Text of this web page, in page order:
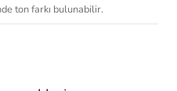
ton farkı bulunabilir.